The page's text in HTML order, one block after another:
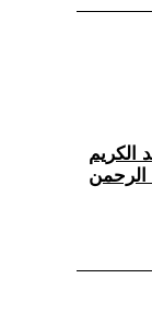
الكريم
الرحمن